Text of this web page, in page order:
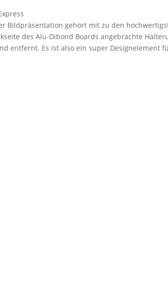
Bildpräsentation gehört mit zu den
des Alu-Dibond Boards angebrachte
entfernt. Es ist also ein super Designelement